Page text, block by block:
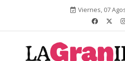
Viernes, 07